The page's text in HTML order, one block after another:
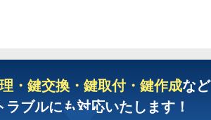
・鍵交換・鍵取付・鍵作成など
ラブルにも対応いたします！